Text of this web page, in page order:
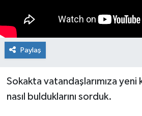
Paylaş
Sokakta vatandaşlarımıza yeni
nasıl bulduklarını sorduk.